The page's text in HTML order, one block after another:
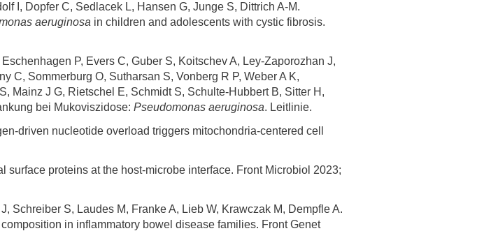
I, Dopfer C, Sedlacek L, Hansen G, Junge S, Dittrich A-M.
aeruginosa in children and adolescents with cystic fibrosis.
P, Evers C, Guber S, Koitschev A, Ley-Zaporozhan J,
C, Sommerburg O, Sutharsan S, Vonberg R P, Weber A K,
Mainz J G, Rietschel E, Schmidt S, Schulte-Hubbert B, Sitter H,
bei Mukoviszidose: Pseudomonas aeruginosa. Leitlinie.
driven nucleotide overload triggers mitochondria-centered cell
proteins at the host-microbe interface. Front Microbiol 2023;
Schreiber S, Laudes M, Franke A, Lieb W, Krawczak M, Dempfle A.
in inflammatory bowel disease families. Front Genet